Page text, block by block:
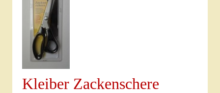
Kleiber Zackenschere